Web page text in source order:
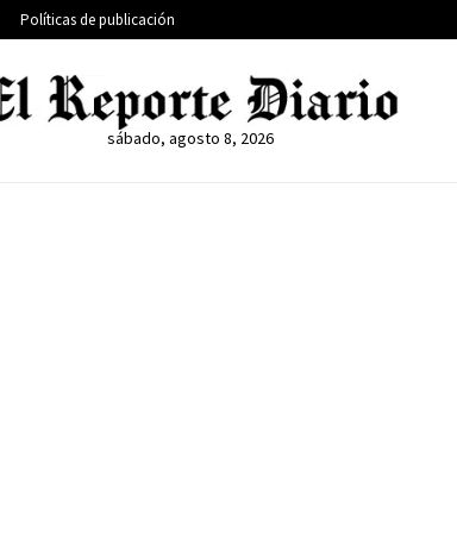
Políticas de publicación
sábado, agosto 8, 2026